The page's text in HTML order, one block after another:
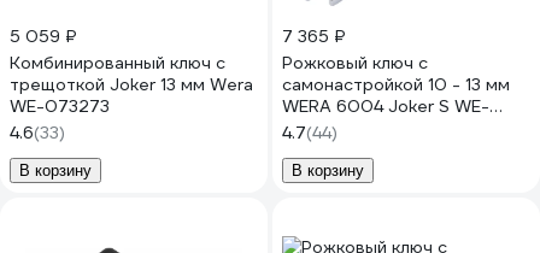
5 059 ₽
Комбинированный ключ с
трещоткой Joker 13 мм Wera
WE-073273
4.6(33)
В корзину
7 365 ₽
Рожковый ключ с
самонастройкой 10 - 13 мм
WERA 6004 Joker S WE-
020100
4.7(44)
В корзину